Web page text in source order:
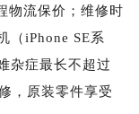
物流保价；维修时
（iPhone SE系
杂症最长不超过
，原装零件享受